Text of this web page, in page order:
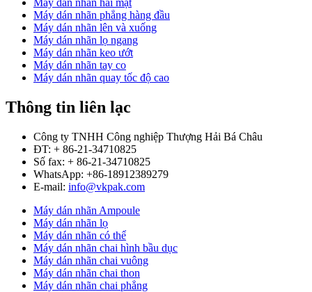
Máy dán nhãn phẳng hàng đầu
Máy dán nhãn lên và xuống
Máy dán nhãn lọ ngang
Máy dán nhãn keo ướt
Máy dán nhãn tay co
Máy dán nhãn quay tốc độ cao
Thông tin liên lạc
Công ty TNHH Công nghiệp Thượng Hải Bá Châu
ĐT: + 86-21-34710825
Số fax: + 86-21-34710825
WhatsApp: +86-18912389279
E-mail: info@vkpak.com
Máy dán nhãn Ampoule
Máy dán nhãn lọ
Máy dán nhãn có thể
Máy dán nhãn chai hình bầu dục
Máy dán nhãn chai vuông
Máy dán nhãn chai thon
Máy dán nhãn chai phẳng